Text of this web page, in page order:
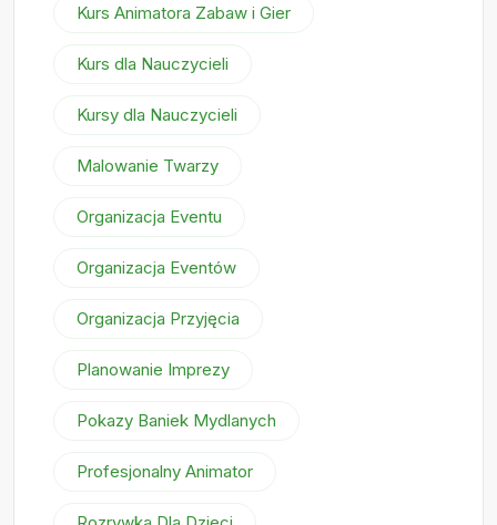
Kurs Animatora Zabaw i Gier
Kurs dla Nauczycieli
Kursy dla Nauczycieli
Malowanie Twarzy
Organizacja Eventu
Organizacja Eventów
Organizacja Przyjęcia
Planowanie Imprezy
Pokazy Baniek Mydlanych
Profesjonalny Animator